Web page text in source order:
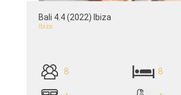
Bali 4.4 (2022) Ibiza
Ibiza
8 8